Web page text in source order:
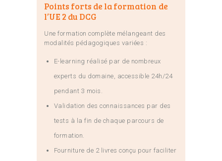
Points forts de la formation de
l’UE 2 du DCG
Une formation complète mélangeant des
modalités pédagogiques variées :
E-learning réalisé par de nombreux
experts du domaine, accessible 24h/24
pendant 3 mois.
Validation des connaissances par des
tests à la fin de chaque parcours de
formation.
Fourniture de 2 livres conçu pour faciliter